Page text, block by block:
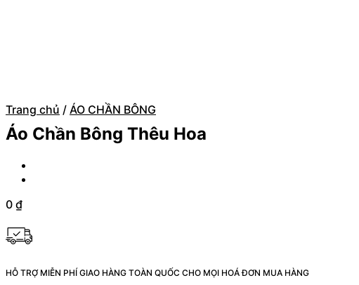
Trang chủ / ÁO CHẦN BÔNG
Áo Chần Bông Thêu Hoa
0 ₫
HỖ TRỢ MIỄN PHÍ GIAO HÀNG TOÀN QUỐC CHO MỌI HOÁ ĐƠN MUA HÀNG